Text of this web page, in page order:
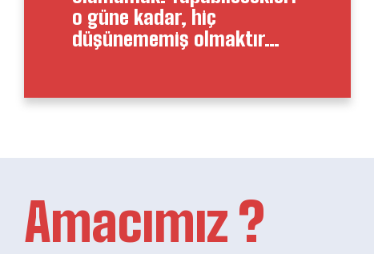
o güne kadar, hiç
düşünememiş olmaktır…
Amacımız ?